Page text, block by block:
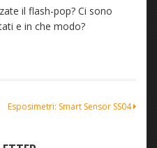
il flash-pop? Ci sono
e in che modo?
Esposimetri: Smart Sensor SS04